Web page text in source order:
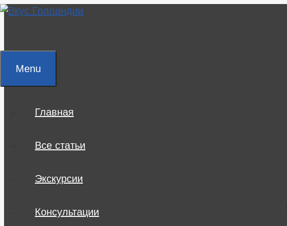
Skip
Menu
Главная
Все статьи
Экскурсии
Консультации